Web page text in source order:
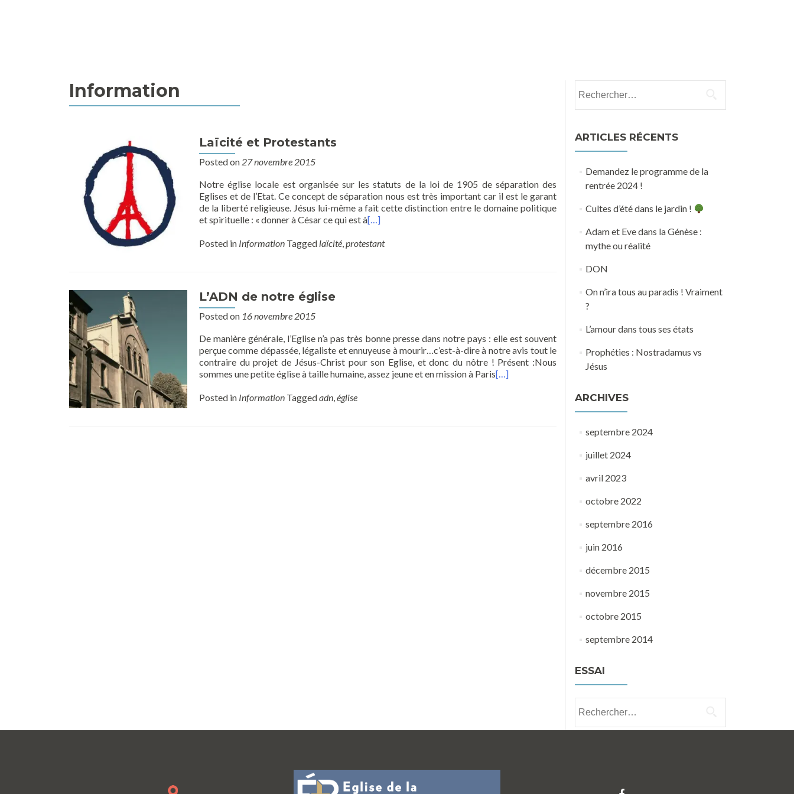
Information
Laïcité et Protestants
Posted on 27 novembre 2015
Notre église locale est organisée sur les statuts de la loi de 1905 de séparation des
Eglises et de l’Etat. Ce concept de séparation nous est très important car il est le garant
de la liberté religieuse. Jésus lui-même a fait cette distinction entre le domaine politique
et spirituelle : « donner à César ce qui est à[…]
Posted in Information Tagged laïcité,protestant
L’ADN de notre église
Posted on 16 novembre 2015
De manière générale, l’Eglise n’a pas très bonne presse dans notre pays : elle est souvent
perçue comme dépassée, légaliste et ennuyeuse à mourir…c’est-à-dire à notre avis tout le
contraire du projet de Jésus-Christ pour son Eglise, et donc du nôtre ! Présent :Nous
sommes une petite église à taille humaine, assez jeune et en mission à Paris[…]
Posted in Information Taggedadn,église
ARTICLES RÉCENTS
Demandez le programme de la
rentrée 2024 !
Cultes d’été dans le jardin !
Adam et Eve dans la Génèse :
mythe ou réalité
DON
On n’ira tous au paradis ! Vraiment
?
L’amour dans tous ses états
Prophéties : Nostradamus vs
Jésus
ARCHIVES
septembre 2024
juillet 2024
avril 2023
octobre 2022
septembre 2016
juin 2016
décembre 2015
novembre 2015
octobre 2015
septembre 2014
ESSAI